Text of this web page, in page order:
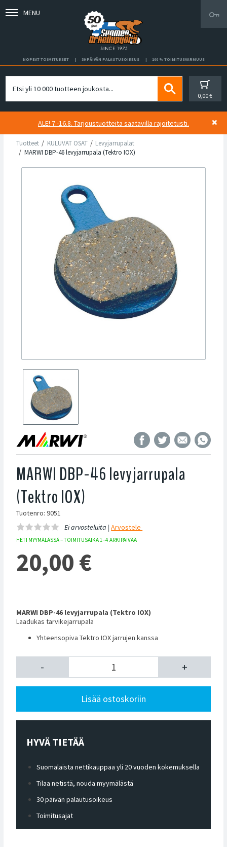
MENU
NOPEAT TOIMITUKSET 30 PÄIVÄN PALAUTUSOIKEUS 100 % TOIMITUSVARMUUS
0,00 €
ALE! 7.-16.8. Tarjoustuotteita saatavilla rajoitetusti.
Tuotteet KULUVAT OSAT
Levyjarrupalat
MARWI DBP-46 levyjarrupala (Tektro IOX)
MARWI DBP-46 levyjarrupala
(Tektro IOX)
Tuotenro: 9051
Ei arvosteluita |Arvostele
HETI MYYMÄLÄSSÄ – TOIMITUSAIKA 1–4 ARKIPÄIVÄÄ
20,00 €
MARWI DBP-46 levyjarrupala (Tektro IOX)
Laadukas tarvikejarrupala
Yhteensopiva Tektro IOX jarrujen kanssa
- +
Lisää ostoskoriin
HYVÄ TIETÄÄ
Suomalaista nettikauppaa yli 20 vuoden kokemuksella
Tilaa netistä, nouda myymälästä
30 päivän palautusoikeus
Toimitusajat